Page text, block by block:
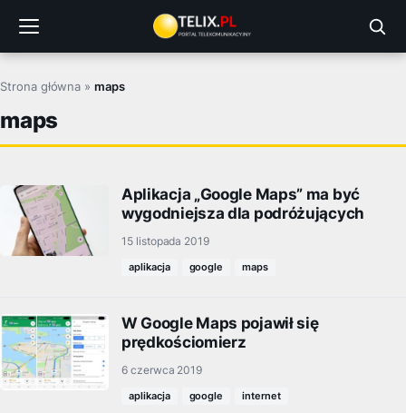
treści
Strona główna »maps
maps
Aplikacja „Google Maps” ma być
wygodniejsza dla podróżujących
15 listopada 2019
aplikacja google maps
W Google Maps pojawił się
prędkościomierz
6 czerwca 2019
aplikacja google internet